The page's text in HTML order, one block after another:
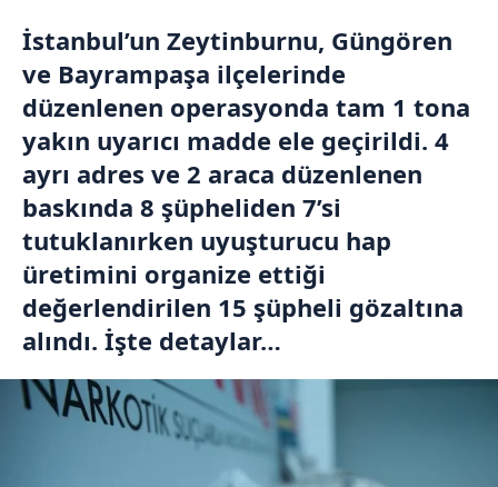
İstanbul’un Zeytinburnu, Güngören
ve Bayrampaşa ilçelerinde
düzenlenen operasyonda tam 1 tona
yakın uyarıcı madde ele geçirildi. 4
ayrı adres ve 2 araca düzenlenen
baskında 8 şüpheliden 7’si
tutuklanırken uyuşturucu hap
üretimini organize ettiği
değerlendirilen 15 şüpheli gözaltına
alındı. İşte detaylar…